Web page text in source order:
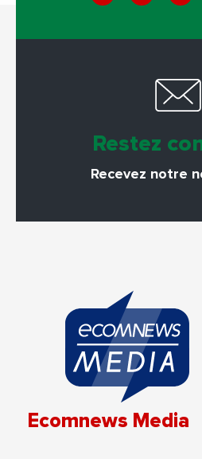
Restez
Recevez notre
Ecomnews Media